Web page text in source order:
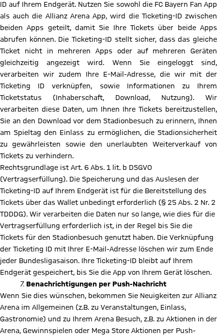
ID auf Ihrem Endgerät. Nutzen Sie sowohl die FC Bayern Fan App
als auch die Allianz Arena App, wird die Ticketing-ID zwischen
beiden Apps geteilt, damit Sie Ihre Tickets über beide Apps
abrufen können. Die Ticketing-ID stellt sicher, dass das gleiche
Ticket nicht in mehreren Apps oder auf mehreren Geräten
gleichzeitig angezeigt wird. Wenn Sie eingeloggt sind,
verarbeiten wir zudem Ihre E-Mail-Adresse, die wir mit der
Ticketing ID verknüpfen, sowie Informationen zu Ihrem
Ticketstatus (Inhaberschaft, Download, Nutzung). Wir
verarbeiten diese Daten, um Ihnen Ihre Tickets bereitzustellen,
Sie an den Download vor dem Stadionbesuch zu erinnern, Ihnen
am Spieltag den Einlass zu ermöglichen, die Stadionsicherheit
zu gewährleisten sowie den unerlaubten Weiterverkauf von
Tickets zu verhindern.
Rechtsgrundlage ist Art. 6 Abs. 1 lit. b DSGVO
(Vertragserfüllung). Die Speicherung und das Auslesen der
Ticketing-ID auf Ihrem Endgerät ist für die Bereitstellung des
Tickets über das Wallet unbedingt erforderlich (§ 25 Abs. 2 Nr. 2
TDDDG). Wir verarbeiten die Daten nur so lange, wie dies für die
Vertragserfüllung erforderlich ist, in der Regel bis Sie die
Tickets für den Stadionbesuch genutzt haben. Die Verknüpfung
der Ticketing ID mit Ihrer E-Mail-Adresse löschen wir zum Ende
jeder Bundesligasaison. Ihre Ticketing-ID bleibt auf Ihrem
Endgerät gespeichert, bis Sie die App von Ihrem Gerät löschen.
7. Benachrichtigungen per Push-Nachricht
Wenn Sie dies wünschen, bekommen Sie Neuigkeiten zur Allianz
Arena im Allgemeinen (z.B. zu Veranstaltungen, Einlass,
Gastronomie) und zu Ihrem Arena Besuch, z.B. zu Aktionen in der
Arena, Gewinnspielen oder Mega Store Aktionen per Push-